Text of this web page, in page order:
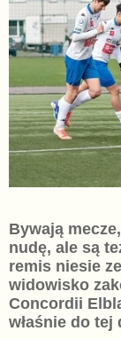
Bywają
nudę, ale są
remis niesie
widowisko
Concordii
właśnie do